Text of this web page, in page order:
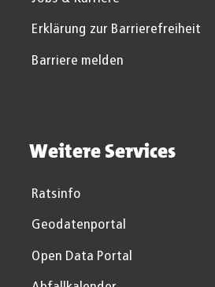
Erklärung zur Barrierefreiheit
Barriere melden
Weitere Services
Ratsinfo
Geodatenportal
Open Data Portal